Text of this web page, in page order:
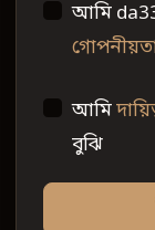
আমি
আমি
বুঝি